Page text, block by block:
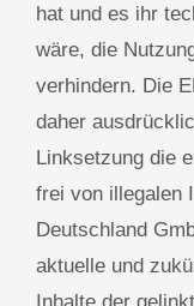
hat und es ihr
wäre, die
verhindern. Die
daher
Linksetzung die
frei von illegalen
Deutschland
aktuelle und
Inhalte der